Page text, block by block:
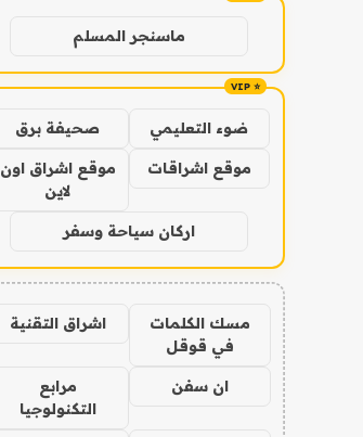
ماسنجر المسلم
ضوء التعليمي صحيفة برق
موقع اشراقات
موقع اشراق اون
لاين
اركان سياحة وسفر
مسك الكلمات
في قوقل
اشراق التقنية
ان سفن
مرابع
التكنولوجيا